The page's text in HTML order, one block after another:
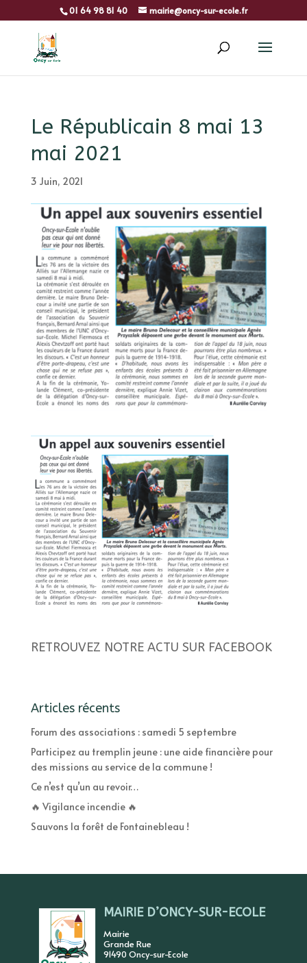
01 64 98 81 40 mairie@oncy-sur-ecole.fr
Le Républicain 8 mai 13
mai 2021
3 Juin, 2021
RETROUVEZ NOTRE ACTU SUR FACEBOOK
Articles récents
Forum des associations : samedi 5 septembre
Participez au tremplin jeune : une aide financière pour
des missions au service de la commune !
Ce n’est qu’un au revoir…
🔥 Vigilance incendie 🔥
Sauvons la forêt de Fontainebleau !
MAIRIE D’ONCY-SUR-ECOLE
Mairie
Grande Rue
91490 Oncy-sur-Ecole